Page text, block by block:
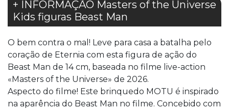
+ INFORMAÇÃO Masters of the Universe
Kids figuras Beast Man
O bem contra o mal! Leve para casa a batalha pelo
coração de Eternia com esta figura de ação do
Beast Man de 14 cm, baseada no filme live-action
«Masters of the Universe» de 2026.
​Aspecto do filme! Este brinquedo MOTU é inspirado
na aparência do Beast Man no filme. Concebido com